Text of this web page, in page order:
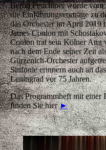
Bernd Feuchtner wurde vom
die Einführungsvorträge zu
das Orchester im April 2019
James Conlon mit
Conlon trat sein Kölner Amt
nach dem Ende seiner Zeit
Gürzenich-Orchester
Sinfonie erinnern auch an
Leningrad vor 75 Jahren.
Das Programmheft mit einer
finden Sie hier►